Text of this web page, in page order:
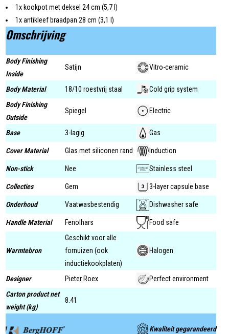
1x kookpot met deksel 24 cm (5,7 l)
1x antikleef braadpan 28 cm (3,1 l)
Omschrijving
Body Finishing
Inside
Satijn Vitro-ceramic
Body Material 18/10 roestvrij staal
Cold grip system
Body Finishing
Outside
Spiegel Electric
Base 3-lagig Gas
Cover Material Glas met siliconen rand Induction
Non-stick Nee Stainless steel
Collecties Gem 3-layer capsule base
Onderhoud Vaatwasbestendig Dishwasher safe
Handle Material Fenolhars Food safe
Warmtebron
Geschikt voor alle
fornuizen (ook
inductiekookplaten)
Halogen
Designer Pieter Roex
Perfect environment
Carton product net
weight (kg)
8.41
Kwaliteit gegarandeerd